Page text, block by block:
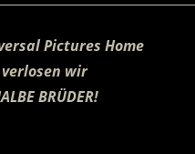
Pictures Home
wir
BRÜDER!